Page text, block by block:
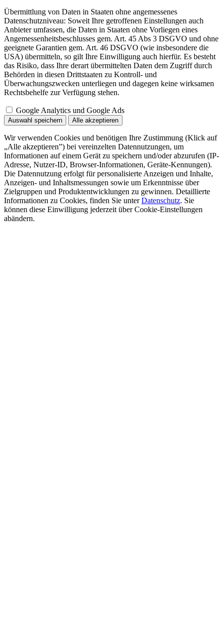
Übermittlung von Daten in Staaten ohne angemessenes
Datenschutzniveau: Soweit Ihre getroffenen Einstellungen auch
Anbieter umfassen, die Daten in Staaten ohne Vorliegen eines
Angemessenheitsbeschlusses gem. Art. 45 Abs 3 DSGVO und ohne
geeignete Garantien gem. Art. 46 DSGVO (wie insbesondere die
USA) übermitteln, so gilt Ihre Einwilligung auch hierfür. Es besteht
das Risiko, dass Ihre derart übermittelten Daten dem Zugriff durch
Behörden in diesen Drittstaaten zu Kontroll- und
Überwachungszwecken unterliegen und dagegen keine wirksamen
Rechtsbehelfe zur Verfügung stehen.
Google Analytics und Google Ads
Auswahl speichern Alle akzeptieren
Wir verwenden Cookies und benötigen Ihre Zustimmung (Klick auf
„Alle akzeptieren”) bei vereinzelten Datennutzungen, um
Informationen auf einem Gerät zu speichern und/oder abzurufen (IP-
Adresse, Nutzer-ID, Browser-Informationen, Geräte-Kennungen).
Die Datennutzung erfolgt für personalisierte Anzeigen und Inhalte,
Anzeigen- und Inhaltsmessungen sowie um Erkenntnisse über
Zielgruppen und Produktentwicklungen zu gewinnen. Detaillierte
Informationen zu Cookies, finden Sie unterDatenschutz. Sie
können diese Einwilligung jederzeit über Cookie-Einstellungen
abändern.